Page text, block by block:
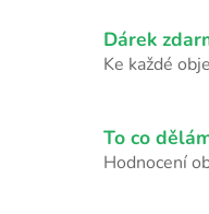
Dárek
Ke každé
To co
Hodnocení